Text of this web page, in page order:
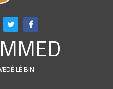
LÊ BIN